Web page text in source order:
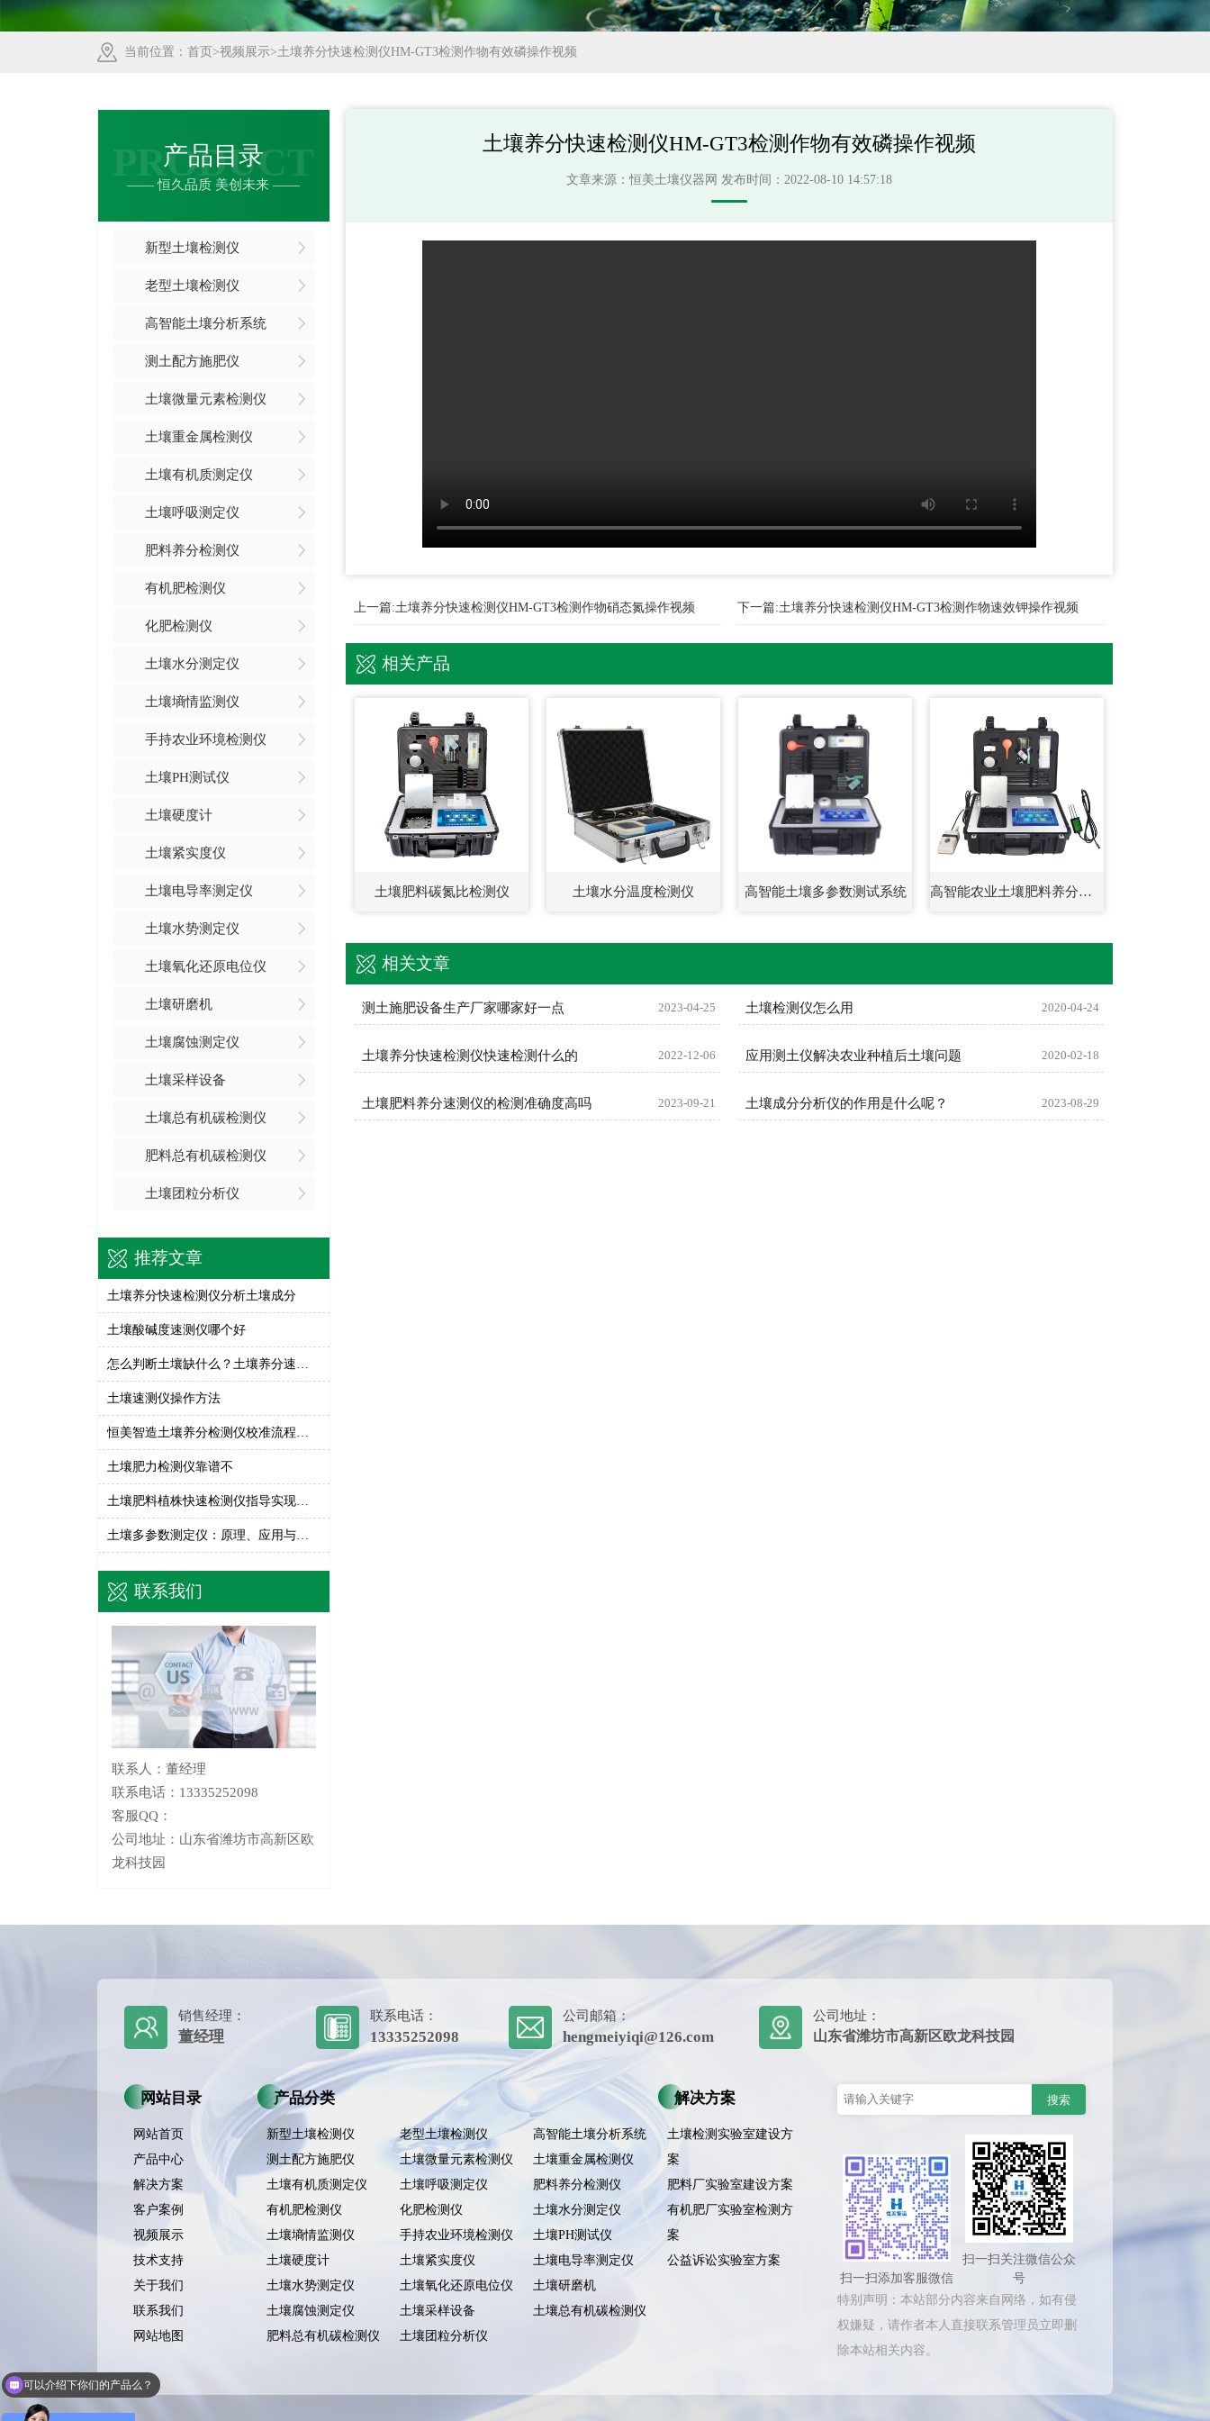
当前位置： 首页 >视频展示>土壤养分快速检测仪HM-GT3检测作物有效磷操作视频
产品目录
PRODUCT
—— 恒久品质 美创未来 ——
新型土壤检测仪
老型土壤检测仪
高智能土壤分析系统
测土配方施肥仪
土壤微量元素检测仪
土壤重金属检测仪
土壤有机质测定仪
土壤呼吸测定仪
肥料养分检测仪
有机肥检测仪
化肥检测仪
土壤水分测定仪
土壤墒情监测仪
手持农业环境检测仪
土壤PH测试仪
土壤硬度计
土壤紧实度仪
土壤电导率测定仪
土壤水势测定仪
土壤氧化还原电位仪
土壤研磨机
土壤腐蚀测定仪
土壤采样设备
土壤总有机碳检测仪
肥料总有机碳检测仪
土壤团粒分析仪
推荐文章
土壤养分快速检测仪分析土壤成分
土壤酸碱度速测仪哪个好
土壤速测仪操作方法
土壤肥力检测仪靠谱不
土壤肥料植株快速检测仪指导实现科学施肥
土壤多参数测定仪：原理、应用与核心技术解析
联系我们
联系人：董经理
联系电话：13335252098
客服QQ：
公司地址：山东省潍坊市高新区欧
龙科技园
土壤养分快速检测仪HM-GT3检测作物有效磷操作视频
文章来源：恒美土壤仪器网 发布时间：2022-08-10 14:57:18
上一篇:土壤养分快速检测仪HM-GT3检测作物硝态氮操作视频 下一篇:土壤养分快速检测仪HM-GT3检测作物速效钾操作视频
相关产品
土壤肥料碳氮比检测仪 土壤水分温度检测仪 高智能土壤多参数测试系统 高智能农业土壤肥料养分分析系统
相关文章
测土施肥设备生产厂家哪家好一点 2023-04-25 土壤检测仪怎么用 2020-04-24
土壤养分快速检测仪快速检测什么的 2022-12-06 应用测土仪解决农业种植后土壤问题 2020-02-18
土壤肥料养分速测仪的检测准确度高吗 2023-09-21 土壤成分分析仪的作用是什么呢？ 2023-08-29
销售经理：
董经理
联系电话：
13335252098
公司邮箱：
hengmeiyiqi@126.com
公司地址：
山东省潍坊市高新区欧龙科技园
网站目录
网站首页
产品中心
解决方案
客户案例
视频展示
技术支持
关于我们
联系我们
网站地图
产品分类
新型土壤检测仪 老型土壤检测仪
高智能土壤分析系统
测土配方施肥仪
土壤微量元素检测仪
土壤重金属检测仪
土壤有机质测定仪
土壤呼吸测定仪
肥料养分检测仪
有机肥检测仪
化肥检测仪
土壤水分测定仪
土壤墒情监测仪
手持农业环境检测仪
土壤PH测试仪
土壤硬度计
土壤紧实度仪
土壤电导率测定仪
土壤水势测定仪
土壤氧化还原电位仪
土壤研磨机
土壤腐蚀测定仪
土壤采样设备
土壤总有机碳检测仪
肥料总有机碳检测仪
土壤团粒分析仪
解决方案
土壤检测实验室建设方
案
肥料厂实验室建设方案
有机肥厂实验室检测方
案
公益诉讼实验室方案
扫一扫添加客服微信
扫一扫关注微信公众
号
特别声明：本站部分内容来自网络，如有侵
权嫌疑，请作者本人直接联系管理员立即删
除本站相关内容。
可以介绍下你们的产品么？